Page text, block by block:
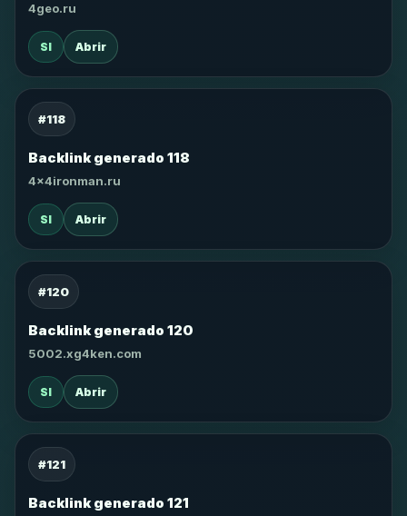
4geo.ru
SI Abrir
#118
Backlink generado 118
4x4ironman.ru
SI Abrir
#120
Backlink generado 120
5002.xg4ken.com
SI Abrir
#121
Backlink generado 121